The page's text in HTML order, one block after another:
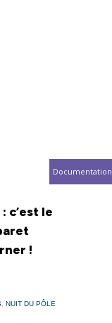
c’est le
!
NUIT DU PÔLE
Documentation